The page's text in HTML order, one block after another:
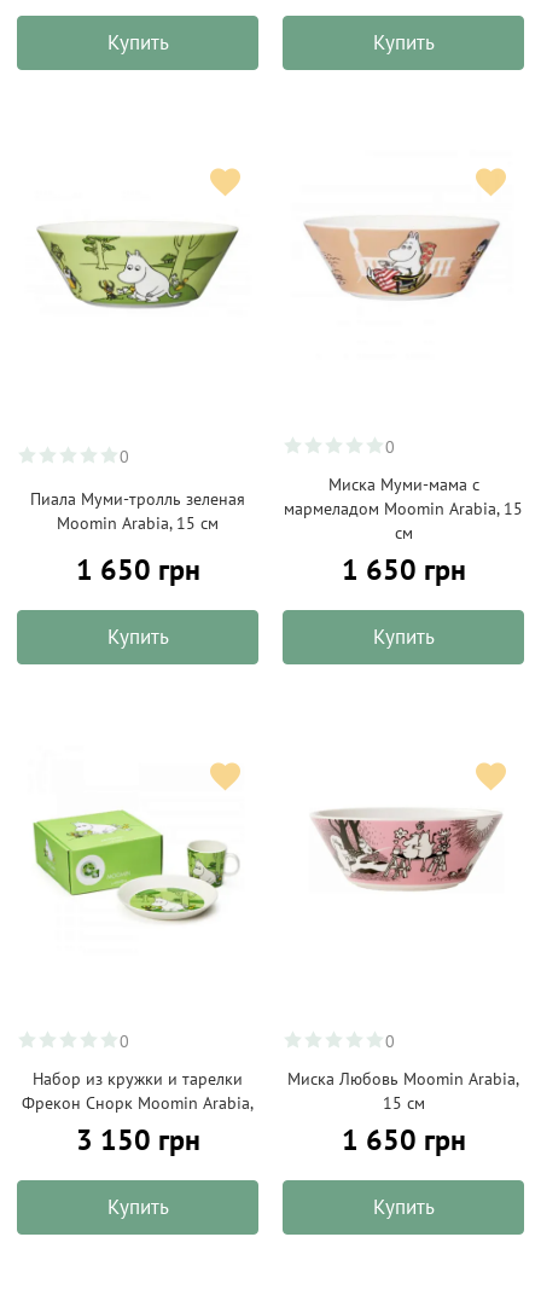
Купить Купить
0
Пиала Муми-тролль зеленая
Moomin Arabia, 15 см
1 650 грн
Купить
0
Миска Муми-мама с
мармеладом Moomin Arabia, 15
см
1 650 грн
Купить
0
Набор из кружки и тарелки
Фрекон Снорк Moomin Arabia,
3 150 грн
Купить
0
Миска Любовь Moomin Arabia,
15 см
1 650 грн
Купить